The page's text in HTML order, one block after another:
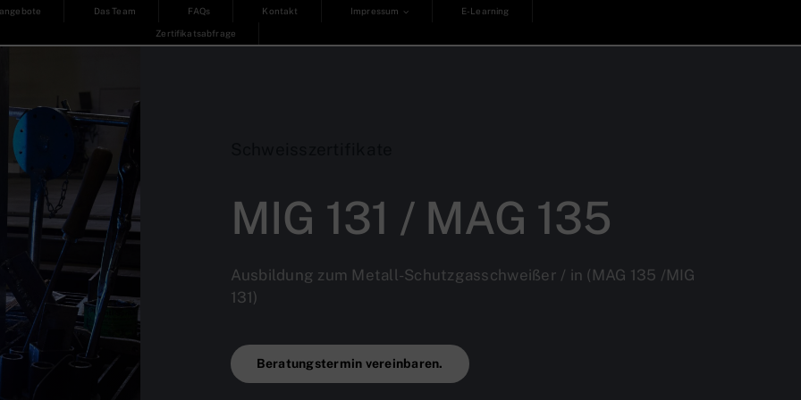
Das Team FAQs Kontakt Impressum E-Learning
Zertifikatsabfrage
MIG 131 / MAG 135
Ausbildung zum Metall-Schutzgasschweißer / in (MAG 135 /MIG
131)
Beratungstermin vereinbaren.